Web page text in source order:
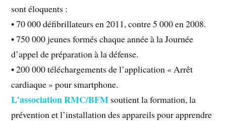
sont éloquents :
• 70 000 défibrillateurs en 2011, contre 5 000 en 2008.
• 750 000 jeunes formés chaque année à la Journée
d’appel de préparation à la défense.
• 200 000 téléchargements de l’application « Arrêt
cardiaque » pour smartphone.
L’association RMC/BFM soutient la formation, la
prévention et l’installation des appareils pour apprendre